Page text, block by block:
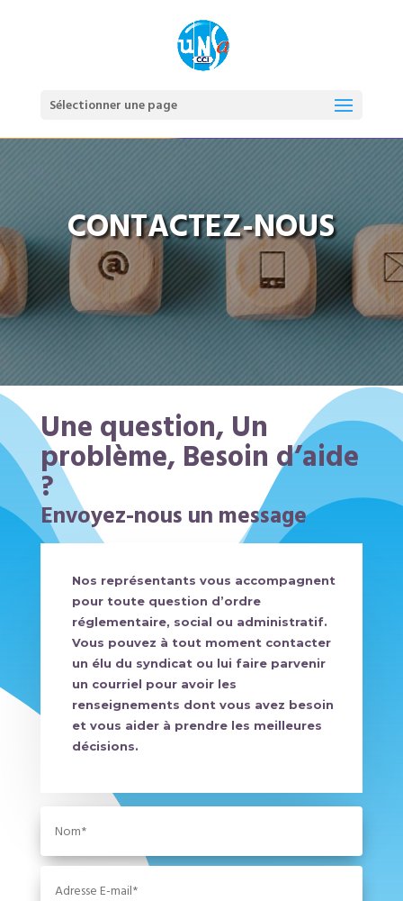
Sélectionner une page
CONTACTEZ-NOUS
Une question, Un
problème, Besoin d’aide
?
Envoyez-nous un message
Nos représentants vous accompagnent
pour toute question d’ordre
réglementaire, social ou administratif.
Vous pouvez à tout moment contacter
un élu du syndicat ou lui faire parvenir
un courriel pour avoir les
renseignements dont vous avez besoin
et vous aider à prendre les meilleures
décisions.